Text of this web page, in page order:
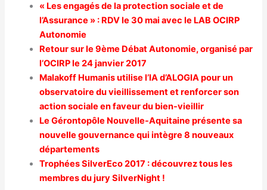
« Les engagés de la protection sociale et de
l’Assurance » : RDV le 30 mai avec le LAB OCIRP
Autonomie
Retour sur le 9ème Débat Autonomie, organisé par
l’OCIRP le 24 janvier 2017
Malakoff Humanis utilise l’IA d’ALOGIA pour un
observatoire du vieillissement et renforcer son
action sociale en faveur du bien-vieillir
Le Gérontopôle Nouvelle-Aquitaine présente sa
nouvelle gouvernance qui intègre 8 nouveaux
départements
Trophées SilverEco 2017 : découvrez tous les
membres du jury SilverNight !